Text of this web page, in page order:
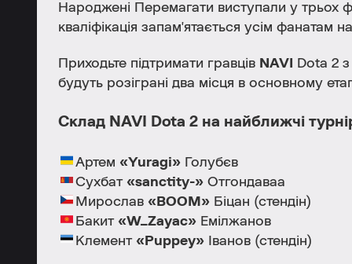
Народжені Перемагати виступали у трьох
кваліфікація запам'ятається усім фанатам
Приходьте підтримати гравців NAVI
Dota 2 з
будуть розіграні два місця в основному
Склад NAVI Dota 2 на найближчі
Артем «Yuragi» Голубєв
Сухбат «sanctity-» Отгондаваа
Мирослав «BOOM» Біцан (стендін)
Бакит «W_Zayac» Емілжанов
Клемент «Puppey» Іванов (стендін)